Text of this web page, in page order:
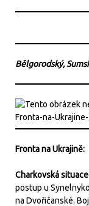
Bělgorodský,
Fronta na Ukrajině:
Charkovská
postup u
na Dvořičanské.